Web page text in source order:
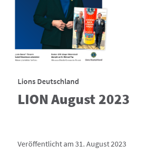
Lions Deutschland
LION August 2023
Veröffentlicht am 31. August 2023